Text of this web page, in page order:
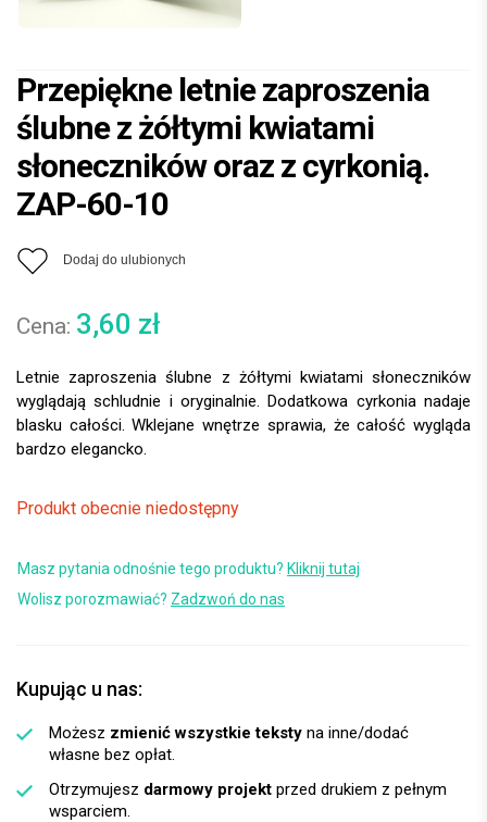
Przepiękne letnie zaproszenia
ślubne z żółtymi kwiatami
słoneczników oraz z cyrkonią.
ZAP-60-10
Dodaj do ulubionych
3,60 zł
Letnie zaproszenia ślubne z żółtymi kwiatami słoneczników
wyglądają schludnie i oryginalnie. Dodatkowa cyrkonia nadaje
blasku całości. Wklejane wnętrze sprawia, że całość wygląda
bardzo elegancko.
Produkt obecnie niedostępny
Masz pytania odnośnie tego produktu? Kliknij tutaj
Wolisz porozmawiać? Zadzwoń do nas
Kupując u nas:
Możesz zmienić wszystkie teksty na inne/dodać
własne bez opłat.
Otrzymujesz darmowy projekt przed drukiem z pełnym
wsparciem.